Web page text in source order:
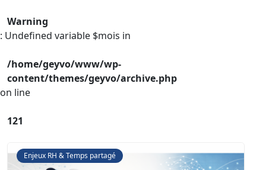
Warning
: Undefined variable $mois in
/home/geyvo/www/wp-
content/themes/geyvo/archive.php
on line
121
Enjeux RH & Temps partagé